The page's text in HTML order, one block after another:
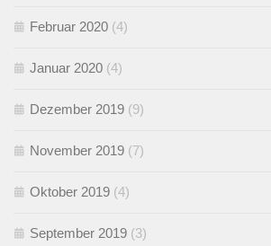
Februar 2020 (4)
Januar 2020 (4)
Dezember 2019 (9)
November 2019 (7)
Oktober 2019 (4)
September 2019 (3)